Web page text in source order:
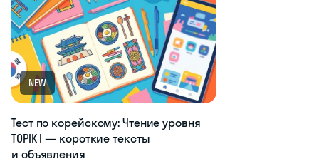
NEW
Тест по корейскому: Чтение уровня
TOPIK I — короткие тексты
и объявления